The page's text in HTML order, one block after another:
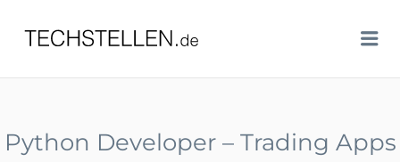
TECHSTELLEN.DE
Python Developer – Trading Apps